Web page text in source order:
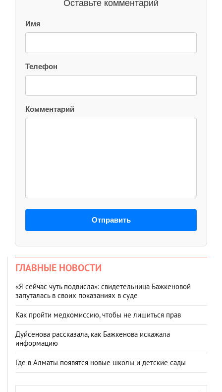
Оставьте комментарий
Имя
Телефон
Комментарий
Отправить
ГЛАВНЫЕ НОВОСТИ
«Я сейчас чуть подвисла»: свидетельница Бажкеновой
запуталась в своих показаниях в суде
Как пройти медкомиссию, чтобы не лишиться прав
Дуйсенова рассказала, как Бажкенова искажала
информацию
Где в Алматы появятся новые школы и детские сады